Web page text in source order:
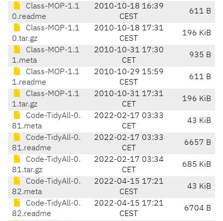
Class-MOP-1.1
0.readme
2010-10-18 16:39
CEST
611 B
Class-MOP-1.1
0.tar.gz
2010-10-18 17:31
CEST
196 KiB
Class-MOP-1.1
1.meta
2010-10-31 17:30
CET
935 B
Class-MOP-1.1
1.readme
2010-10-29 15:59
CEST
611 B
Class-MOP-1.1
1.tar.gz
2010-10-31 17:31
CET
196 KiB
Code-TidyAll-0.
81.meta
2022-02-17 03:33
CET
43 KiB
Code-TidyAll-0.
81.readme
2022-02-17 03:33
CET
6657 B
Code-TidyAll-0.
81.tar.gz
2022-02-17 03:34
CET
685 KiB
Code-TidyAll-0.
82.meta
2022-04-15 17:21
CEST
43 KiB
Code-TidyAll-0.
82.readme
2022-04-15 17:21
CEST
6704 B